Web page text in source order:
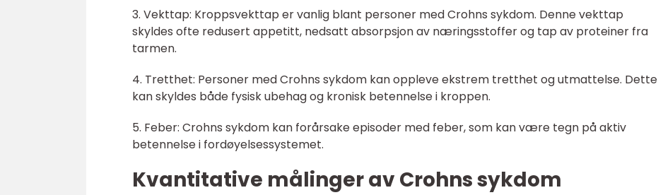
3. Vekttap: Kroppsvekttap er vanlig blant personer med Crohns sykdom. Denne vekttap
skyldes ofte redusert appetitt, nedsatt absorpsjon av næringsstoffer og tap av proteiner fra
tarmen.
4. Tretthet: Personer med Crohns sykdom kan oppleve ekstrem tretthet og utmattelse. Dette
kan skyldes både fysisk ubehag og kronisk betennelse i kroppen.
5. Feber: Crohns sykdom kan forårsake episoder med feber, som kan være tegn på aktiv
betennelse i fordøyelsessystemet.
Kvantitative målinger av Crohns sykdom